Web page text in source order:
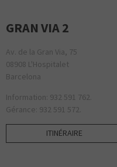
GRAN VIA 2
Av. de la Gran Via, 75
08908 L'Hospitalet
Barcelona
Information: 932 591 762.
Gérance: 932 591 572.
ITINÉRAIRE